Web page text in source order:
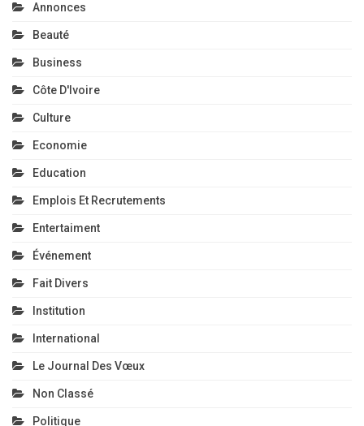
Annonces
Beauté
Business
Côte D'Ivoire
Culture
Economie
Education
Emplois Et Recrutements
Entertaiment
Événement
Fait Divers
Institution
International
Le Journal Des Vœux
Non Classé
Politique